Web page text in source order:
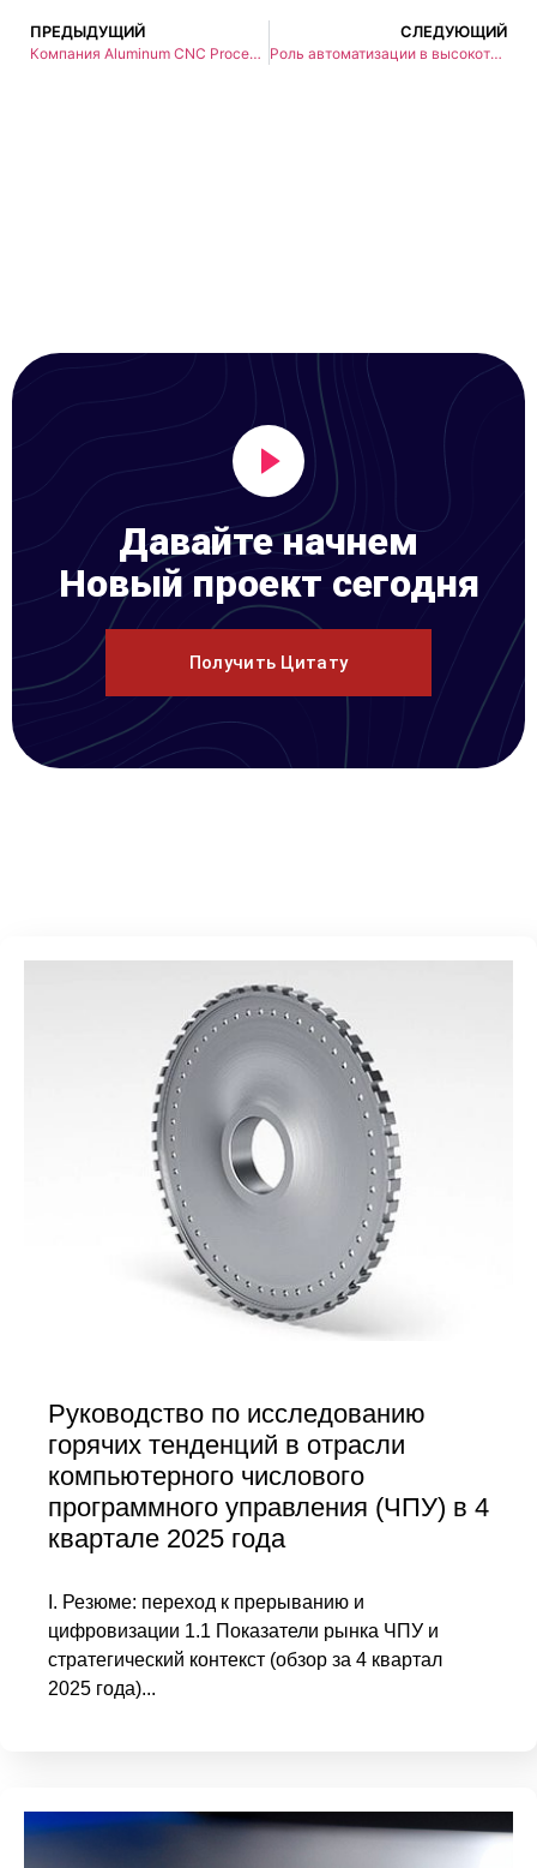
ПРЕДЫДУЩИЙ
Компания Aluminum CNC Processing предлагает услуги по высокоточной обработке алюминиевых деталей на заказ, идеально подходящих для промышленного применения.
СЛЕДУЮЩИЙ
Роль автоматизации в высокоточном производстве
Давайте начнем
Новый проект сегодня
Получить Цитату
Руководство по исследованию
горячих тенденций в отрасли
компьютерного числового
программного управления (ЧПУ) в 4
квартале 2025 года
I. Резюме: переход к прерыванию и
цифровизации 1.1 Показатели рынка ЧПУ и
стратегический контекст (обзор за 4 квартал
2025 года)...